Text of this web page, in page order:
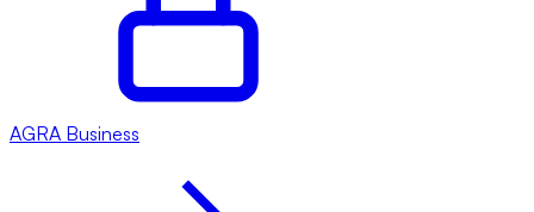
AGRA Business